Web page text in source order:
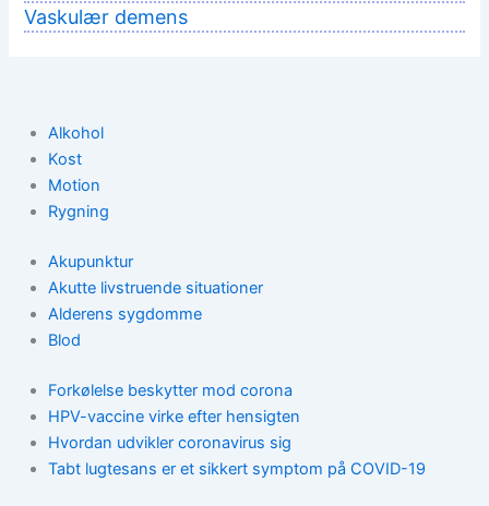
Vaskulær demens
Alkohol
Kost
Motion
Rygning
Akupunktur
Akutte livstruende situationer
Alderens sygdomme
Blod
Forkølelse beskytter mod corona
HPV-vaccine virke efter hensigten
Hvordan udvikler coronavirus sig
Tabt lugtesans er et sikkert symptom på COVID-19